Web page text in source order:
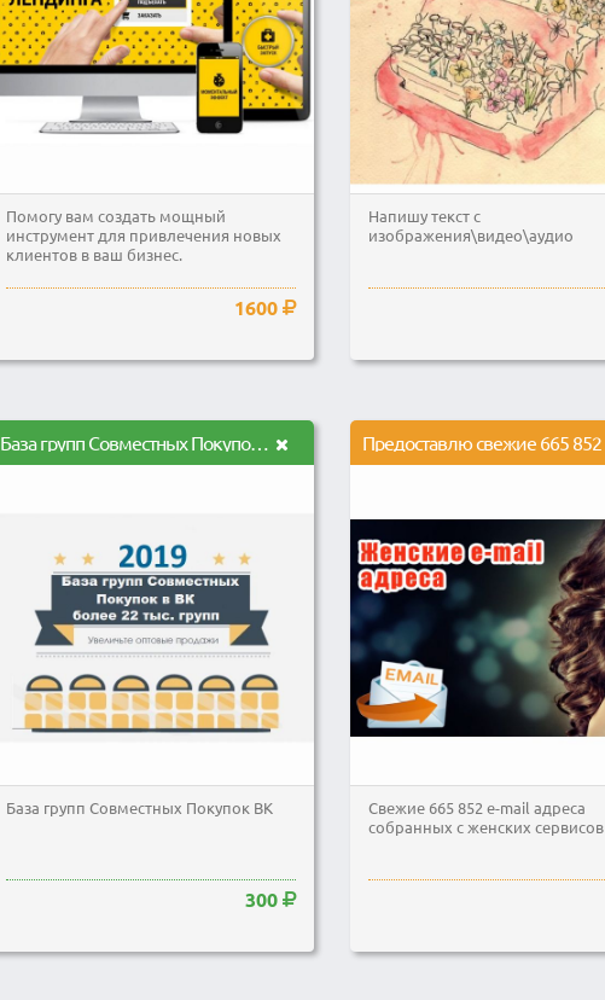
Помогу вам создать мощный
инструмент для привлечения новых
клиентов в ваш бизнес.
1600
Напишу текст с
изображения\видео\аудио
База групп Совместных Покупок ВК
База групп Совместных Покупок ВК
300
Свежие 665 852 e-mail адреса
собранных с женских сервисов